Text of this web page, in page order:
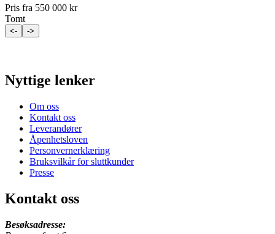
Pris fra 550 000 kr
Tomt
<- ->
Nyttige lenker
Om oss
Kontakt oss
Leverandører
Åpenhetsloven
Personvernerklæring
Bruksvilkår for sluttkunder
Presse
Kontakt oss
Besøksadresse: